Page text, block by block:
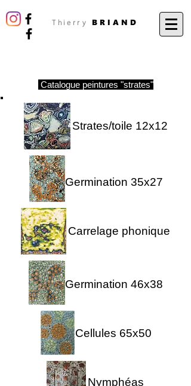
Thierry BRIAND
Catalogue peintures "strates"
Strates/toile 12x12
Germination 35x27
Carrelage phonique
Germination 46x38
Cellules 65x50
Nymphéas